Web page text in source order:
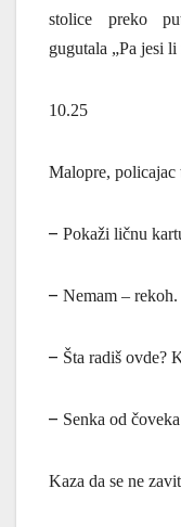
stolice preko
gugutala „Pa jesi
10.25
Malopre, policajac
– Pokaži ličnu
– Nemam – rekoh.
– Šta radiš ovde?
– Senka od
Kaza da se ne